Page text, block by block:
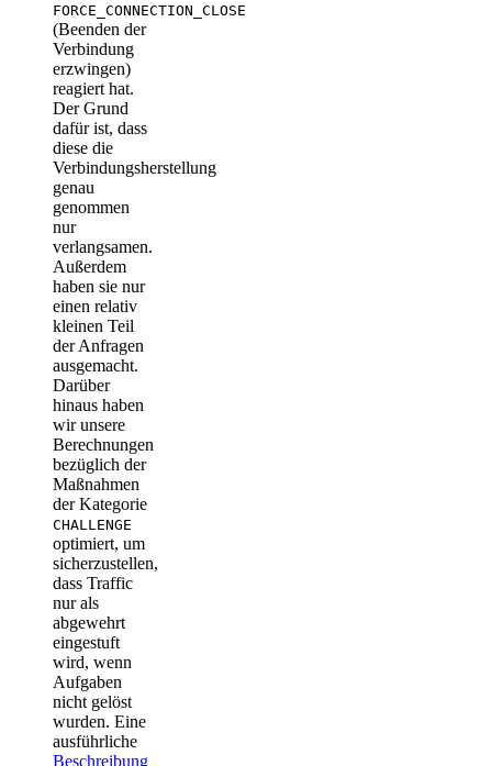
FORCE_CONNECTION_CLOSE
(Beenden der
Verbindung
erzwingen)
reagiert hat.
Der Grund
dafür ist, dass
diese die
Verbindungsherstellung
genau
genommen
nur
verlangsamen.
Außerdem
haben sie nur
einen relativ
kleinen Teil
der Anfragen
ausgemacht.
Darüber
hinaus haben
wir unsere
Berechnungen
bezüglich der
Maßnahmen
der Kategorie
CHALLENGE
optimiert, um
sicherzustellen,
dass Traffic
nur als
abgewehrt
eingestuft
wird, wenn
Aufgaben
nicht gelöst
wurden. Eine
ausführliche
Beschreibung